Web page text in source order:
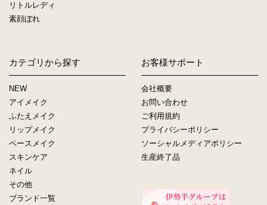
リトルレディ
素顔ぼれ
カテゴリから探す
NEW
アイメイク
ふたえメイク
リップメイク
ベースメイク
スキンケア
ネイル
その他
ブランド一覧
お客様サポート
会社概要
お問い合わせ
ご利用規約
プライバシーポリシー
ソーシャルメディアポリシー
生産終了品